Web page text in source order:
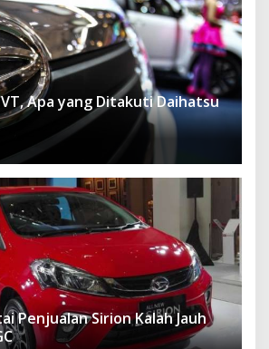
Apa yang Ditakuti Daihatsu
Penjualan Sirion Kalah Jauh